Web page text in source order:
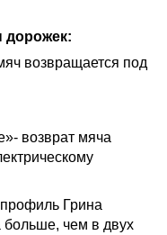
дорожек:
возвращается под
возврат мяча
Грина
больше, чем в двух